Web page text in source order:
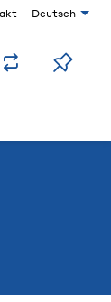
Deutsch